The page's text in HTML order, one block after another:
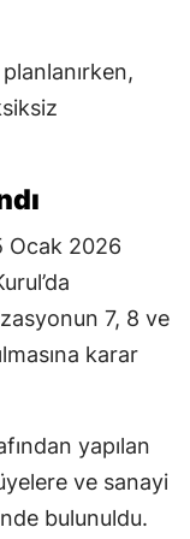
Ocak 2026
7, 8 ve
karar
yapılan
ve sanayi
bulunuldu.